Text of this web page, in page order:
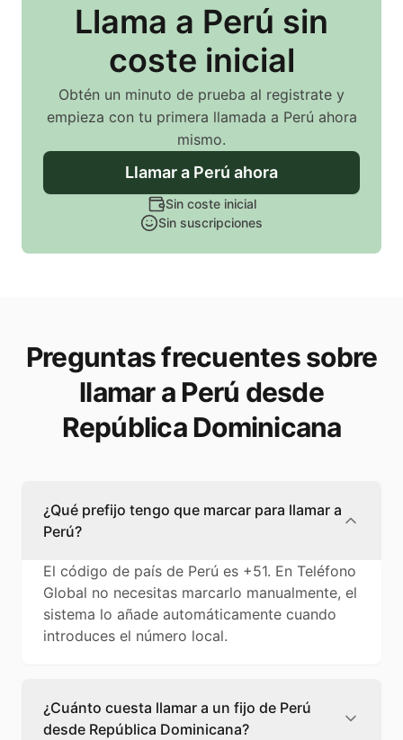
Llama a Perú sin
coste inicial
Obtén un minuto de prueba al registrate y
empieza con tu primera llamada a Perú ahora
mismo.
Llamara Perú ahora
Sin coste inicial
Sin suscripciones
Preguntas frecuentes sobre
llamar a Perú desde
República Dominicana
¿Qué prefijo tengo que marcar para llamar a
Perú?
El código de país de Perú es +51. En Teléfono
Global no necesitas marcarlo manualmente, el
sistema lo añade automáticamente cuando
introduces el número local.
¿Cuánto cuesta llamar a un fijo de Perú
desde República Dominicana?